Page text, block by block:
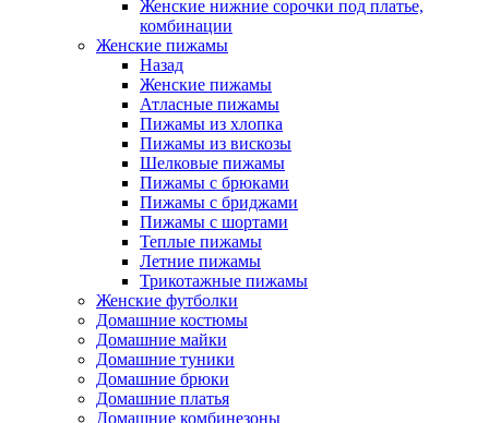
Женские нижние сорочки под платье,
комбинации
Женские пижамы
Назад
Женские пижамы
Атласные пижамы
Пижамы из хлопка
Пижамы из вискозы
Шелковые пижамы
Пижамы с брюками
Пижамы с бриджами
Пижамы с шортами
Теплые пижамы
Летние пижамы
Трикотажные пижамы
Женские футболки
Домашние костюмы
Домашние майки
Домашние туники
Домашние брюки
Домашние платья
Домашние комбинезоны